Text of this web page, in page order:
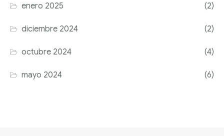
enero 2025 (2)
diciembre 2024 (2)
octubre 2024 (4)
mayo 2024 (6)